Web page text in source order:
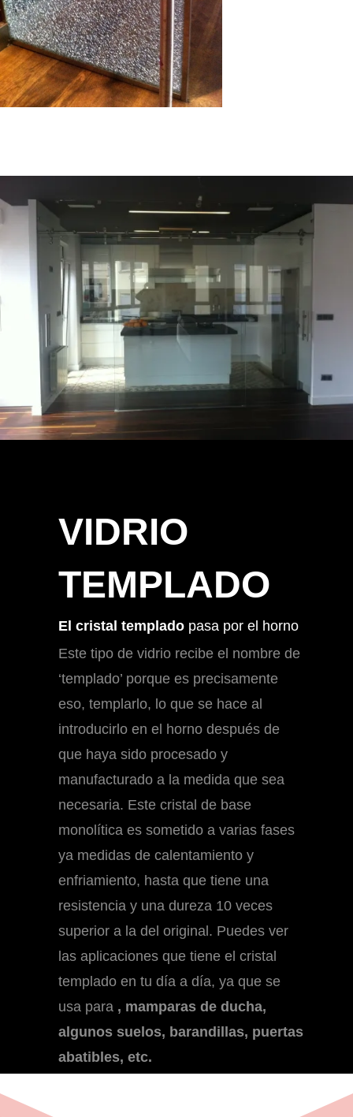
VIDRIO
TEMPLADO
El cristal templado pasa por el horno
Este tipo de vidrio recibe el nombre de
‘templado’ porque es precisamente
eso, templarlo, lo que se hace al
introducirlo en el horno después de
que haya sido procesado y
manufacturado a la medida que sea
necesaria. Este cristal de base
monolítica es sometido a varias fases
ya medidas de calentamiento y
enfriamiento, hasta que tiene una
resistencia y una dureza 10 veces
superior a la del original. Puedes ver
las aplicaciones que tiene el cristal
templado en tu día a día, ya que se
usa para , mamparas de ducha,
algunos suelos, barandillas, puertas
abatibles, etc.